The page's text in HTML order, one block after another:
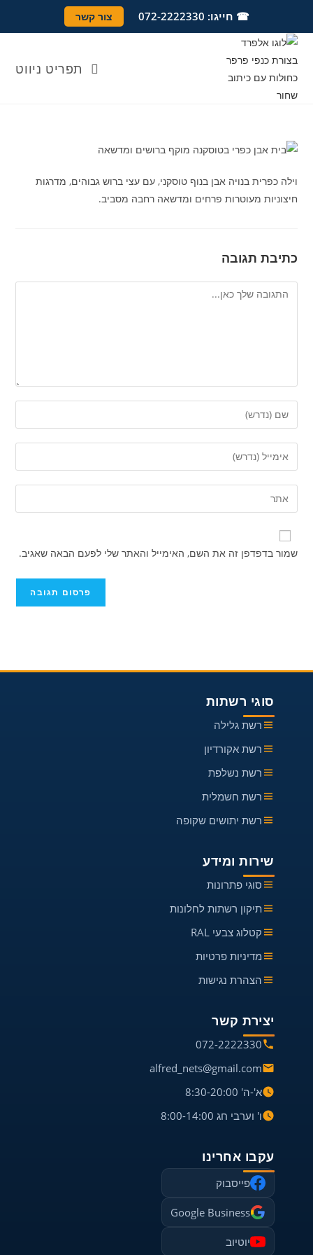
content
☎ חייגו: 072-2222330 צור קשר
תפריט ניווט
וילה כפרית בנויה אבן בנוף טוסקני, עם עצי ברוש גבוהים, מדרגות
חיצוניות מעוטרות פרחים ומדשאה רחבה מסביב.
כתיבת תגובה
להגיב
את
השם
שלך
שם
משתמש
כדי
להגיב
את
כתובת
דואר
שלך
כדי
את
כתובת
אתר
שמור בדפדפן זה את השם, האימייל והאתר שלי לפעם הבאה שאגיב.
סוגי רשתות
רשת גלילה
רשת אקורדיון
רשת נשלפת
רשת חשמלית
רשת יתושים שקופה
שירות ומידע
סוגי פתרונות
תיקון רשתות לחלונות
קטלוג צבעי RAL
מדיניות פרטיות
הצהרת נגישות
יצירת קשר
072-2222330
alfred_nets@gmail.com
א'-ה' 8:30-20:00
ו' וערבי חג 8:00-14:00
עקבו אחרינו
פייסבוק
Google Business
יוטיוב